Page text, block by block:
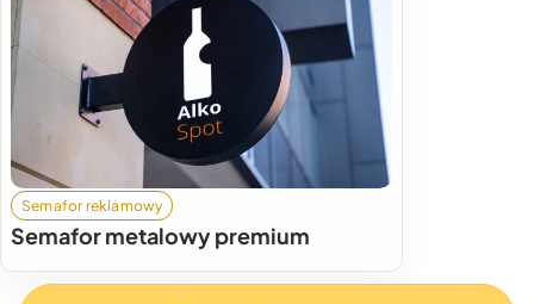
Semafor reklamowy
Semafor metalowy premium